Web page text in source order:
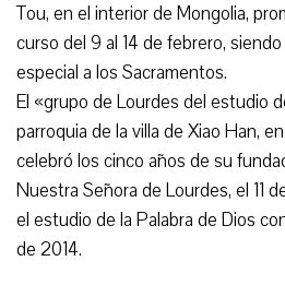
Tou, en el interior de Mongolia,
curso del 9 al 14 de febrero,
especial a los Sacramentos.
El «grupo de Lourdes del estudio
parroquia de la villa de Xiao Han,
celebró los cinco años de su
Nuestra Señora de Lourdes, el 11
el estudio de la Palabra de Dios
de 2014.